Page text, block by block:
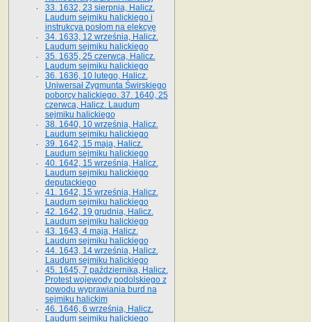
33. 1632, 23 sierpnia, Halicz.
Laudum sejmiku halickiego i
instrukcya posłom na elekcyę
34. 1633, 12 września, Halicz.
Laudum sejmiku halickiego
35. 1635, 25 czerwca, Halicz.
Laudum sejmiku halickiego
36. 1636, 10 lutego, Halicz.
Uniwersał Zygmunta Świrskiego
poborcy halickiego. 37. 1640, 25
czerwca, Halicz. Laudum
sejmiku halickiego
38. 1640, 10 września, Halicz.
Laudum sejmiku halickiego
39. 1642, 15 maja, Halicz.
Laudum sejmiku halickiego
40. 1642, 15 września, Halicz.
Laudum sejmiku halickiego
deputackiego
41. 1642, 15 września, Halicz.
Laudum sejmiku halickiego
42. 1642, 19 grudnia, Halicz.
Laudum sejmiku halickiego
43. 1643, 4 maja, Halicz.
Laudum sejmiku halickiego
44. 1643, 14 września, Halicz.
Laudum sejmiku halickiego
45. 1645, 7 października, Halicz.
Protest wojewody podolskiego z
powodu wyprawiania burd na
sejmiku halickim
46. 1646, 6 września, Halicz.
Laudum sejmiku halickiego